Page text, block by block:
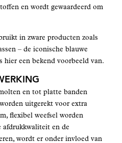
en wordt gewaardeerd om
in zware producten zoals
– de iconische blauwe
hier een bekend voorbeeld van.
en tot platte banden
uitgerekt voor extra
flexibel weefsel worden
afdrukkwaliteit en de
wordt er onder invloed van